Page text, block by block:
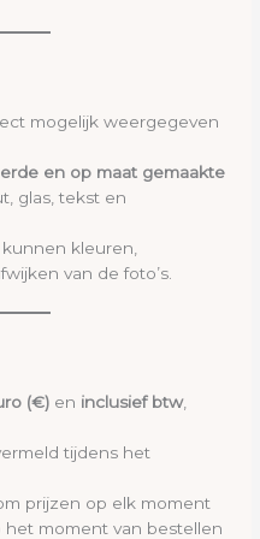
mogelijk weergegeven
en op maat gemaakte
glas, tekst en
kleuren,
van de foto’s.
(€) en inclusief btw,
tijdens het
prijzen op elk moment
het moment van bestellen